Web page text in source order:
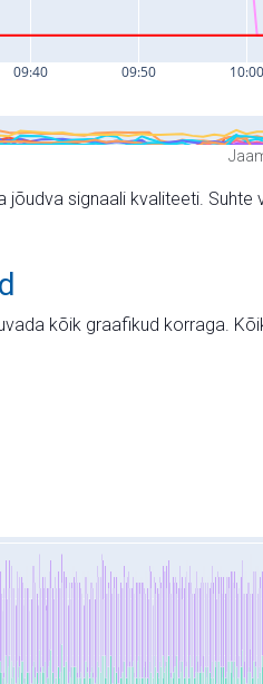
jõudva signaali kvaliteeti.
kõik graafikud korraga.